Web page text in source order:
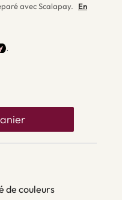
avec Scalapay.
En
de couleurs